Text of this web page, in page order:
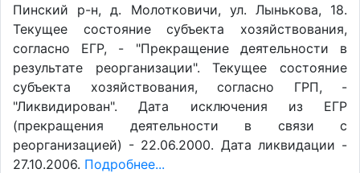
Пинский р-н, д. Молотковичи, ул. Лынькова, 18.
Текущее состояние субъекта хозяйствования,
согласно ЕГР, - "Прекращение деятельности в
результате реорганизации". Текущее состояние
субъекта хозяйствования, согласно ГРП, -
"Ликвидирован". Дата исключения из ЕГР
(прекращения деятельности в связи с
реорганизацией) - 22.06.2000. Дата ликвидации -
27.10.2006. Подробнее...